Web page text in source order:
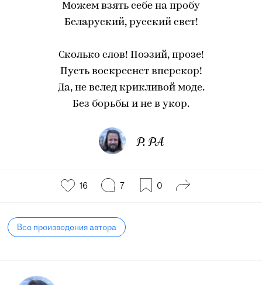
Можем взять себе на пробу
Беларуский, русский свет!
Сколько слов! Поэзий, прозе!
Пусть воскреснет вперекор!
Да, не вслед крикливой моде.
Без борьбы и не в укор.
Р. РА
16 7 0
Все произведения автора